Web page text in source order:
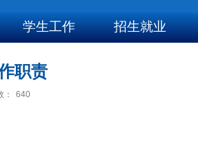
学生工作 招生就业
职责
640